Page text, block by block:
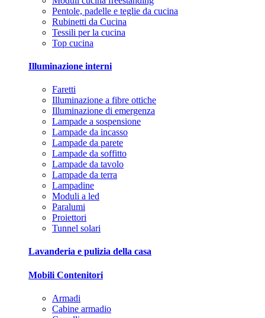
Pentole, padelle e teglie da cucina
Rubinetti da Cucina
Tessili per la cucina
Top cucina
Illuminazione interni
Faretti
Illuminazione a fibre ottiche
Illuminazione di emergenza
Lampade a sospensione
Lampade da incasso
Lampade da parete
Lampade da soffitto
Lampade da tavolo
Lampade da terra
Lampadine
Moduli a led
Paralumi
Proiettori
Tunnel solari
Lavanderia e pulizia della casa
Mobili Contenitori
Armadi
Cabine armadio